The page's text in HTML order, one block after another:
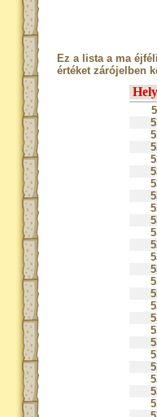
Ez a lista a ma
értéket zárójelben